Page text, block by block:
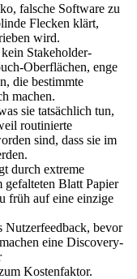
falsche Software zu
Flecken klärt,
wird.
Stakeholder-
Oberflächen, enge
die bestimmte
machen.
sie tatsächlich tun,
routinierte
sind, dass sie im
durch extreme
gefalteten Blatt Papier
früh auf eine einzige
Nutzerfeedback, bevor
eine Discovery-
Kostenfaktor.